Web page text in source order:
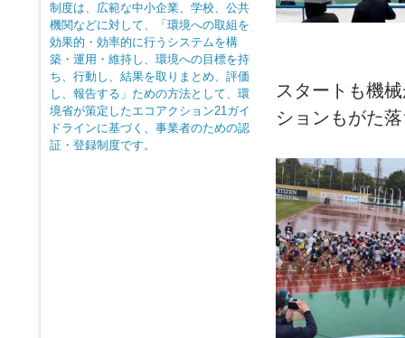
制度は、広範な中小企業、学校、公共
機関などに対して、「環境への取組を
効果的・効率的に行うシステムを構
築・運用・維持し、環境への目標を持
ち、行動し、結果を取りまとめ、評価
し、報告する」ための方法として、環
境省が策定したエコアクション21ガイ
ドラインに基づく、事業者のための認
証・登録制度です。
スタートも機
ションもがた